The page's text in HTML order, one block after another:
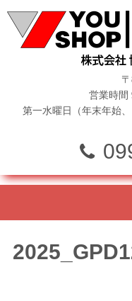
営業時間
第一水曜日（年末年始